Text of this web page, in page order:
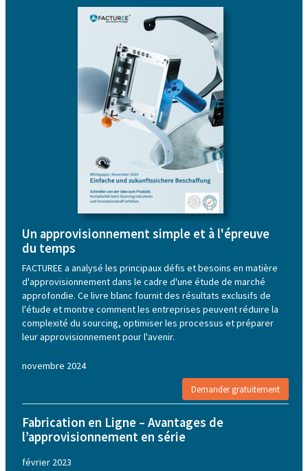
Un approvisionnement simple et à l'épreuve
du temps
FACTUREE a analysé les principaux défis et besoins en matière
d'approvisionnement dans le cadre d'une étude de marché
approfondie. Ce livre blanc fournit des résultats exclusifs de
l'étude et montre comment les entreprises peuvent réduire la
complexité du sourcing, optimiser les processus et préparer
leur approvisionnement pour l'avenir.
novembre 2024
Demander gratuitement
Fabrication en Ligne – Avantages de
l’approvisionnement en série
février 2023